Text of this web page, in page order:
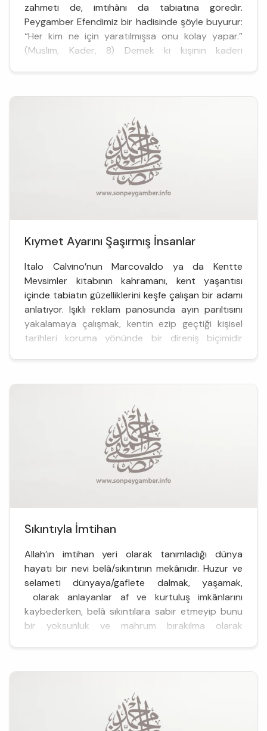
zahmeti de, imtihânı da tabiatına göredir.
Peygamber Efendimiz bir hadisinde şöyle buyurur:
“Her kim ne için yaratılmışsa onu kolay yapar.”
(Müslim, Kader, 8) Demek ki kişinin kaderi
Kıymet Ayarını Şaşırmış İnsanlar
Italo Calvino’nun Marcovaldo ya da Kentte
Mevsimler kitabının kahramanı, kent yaşantısı
içinde tabiatın güzelliklerini keşfe çalışan bir adamı
anlatıyor. Işıklı reklam panosunda ayın parıltısını
yakalamaya çalışmak, kentin ezip geçtiği kişisel
tarihleri koruma yönünde bir direniş biçimidir
Sıkıntıyla İmtihan
Allah’ın imtihan yeri olarak tanımladığı dünya
hayatı bir nevi belâ/sıkıntının mekânıdır. Huzur ve
selameti dünyaya/gaflete dalmak, yaşamak,
olarak anlayanlar af ve kurtuluş imkânlarını
kaybederken, belâ sıkıntılara sabır etmeyip bunu
bir yoksunluk ve mahrum bırakılma olarak